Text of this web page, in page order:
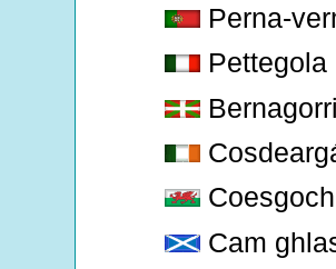
Perna-
Pettegola
Cam